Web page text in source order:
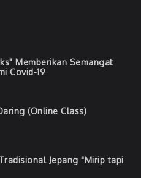
Memberikan Semangat
Covid-19
(Online Class)
Jepang "Mirip tapi